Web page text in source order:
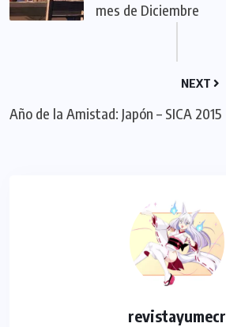
mes de Diciembre
NEXT
Año de la Amistad: Japón – SICA 2015
revistayumecr